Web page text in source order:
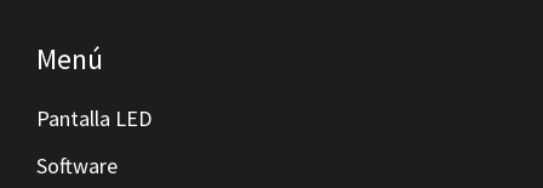
Footer
Menú
Pantalla LED
Software